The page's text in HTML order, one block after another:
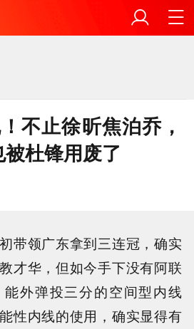
不止徐昕焦泊乔，
杜锋用废了
带领广东拿到三连冠，确实
才华，但如今手下没有阿联
外弹投三分的空间型内线
性内线的使用，确实显得有